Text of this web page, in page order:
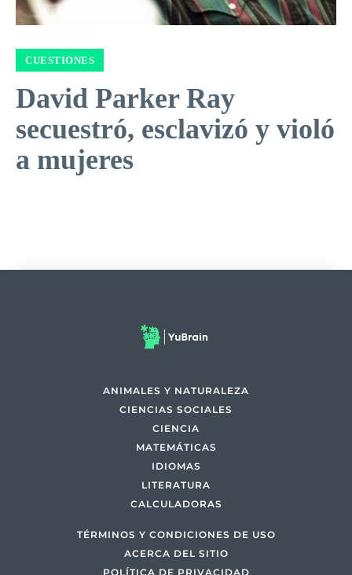
CUESTIONES
David Parker Ray
secuestró, esclavizó y violó
a mujeres
ANIMALES Y NATURALEZA
CIENCIAS SOCIALES
CIENCIA
MATEMÁTICAS
IDIOMAS
LITERATURA
CALCULADORAS
TÉRMINOS Y CONDICIONES DE USO
ACERCA DEL SITIO
POLÍTICA DE PRIVACIDAD